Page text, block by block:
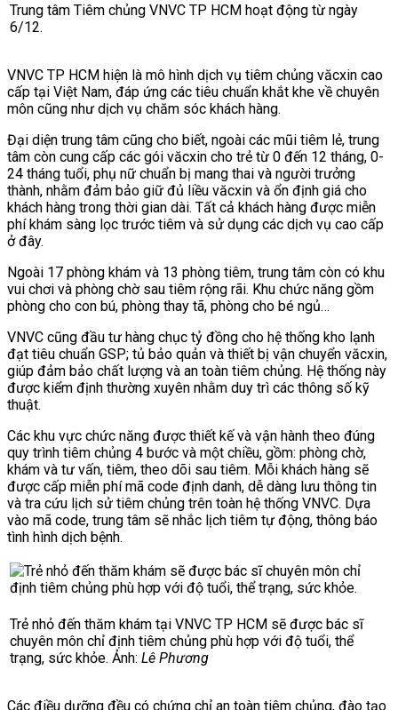
Trung tâm Tiêm chủng VNVC TP HCM hoạt động từ ngày
6/12.
VNVC TP HCM hiện là mô hình dịch vụ tiêm chủng văcxin cao
cấp tại Việt Nam, đáp ứng các tiêu chuẩn khắt khe về chuyên
môn cũng như dịch vụ chăm sóc khách hàng.
Đại diện trung tâm cũng cho biết, ngoài các mũi tiêm lẻ, trung
tâm còn cung cấp các gói văcxin cho trẻ từ 0 đến 12 tháng, 0-
24 tháng tuổi, phụ nữ chuẩn bị mang thai và người trưởng
thành, nhằm đảm bảo giữ đủ liều văcxin và ổn định giá cho
khách hàng trong thời gian dài. Tất cả khách hàng được miễn
phí khám sàng lọc trước tiêm và sử dụng các dịch vụ cao cấp
ở đây.
Ngoài 17 phòng khám và 13 phòng tiêm, trung tâm còn có khu
vui chơi và phòng chờ sau tiêm rộng rãi. Khu chức năng gồm
phòng cho con bú, phòng thay tã, phòng cho bé ngủ…
VNVC cũng đầu tư hàng chục tỷ đồng cho hệ thống kho lạnh
đạt tiêu chuẩn GSP; tủ bảo quản và thiết bị vận chuyển văcxin,
giúp đảm bảo chất lượng và an toàn tiêm chủng. Hệ thống này
được kiểm định thường xuyên nhằm duy trì các thông số kỹ
thuật.
Các khu vực chức năng được thiết kế và vận hành theo đúng
quy trình tiêm chủng 4 bước và một chiều, gồm: phòng chờ,
khám và tư vấn, tiêm, theo dõi sau tiêm. Mỗi khách hàng sẽ
được cấp miễn phí mã code định danh, dễ dàng lưu thông tin
và tra cứu lịch sử tiêm chủng trên toàn hệ thống VNVC. Dựa
vào mã code, trung tâm sẽ nhắc lịch tiêm tự động, thông báo
tình hình dịch bệnh.
Trẻ nhỏ đến thăm khám tại VNVC TP HCM sẽ được bác sĩ
chuyên môn chỉ định tiêm chủng phù hợp với độ tuổi, thể
trạng, sức khỏe. Ảnh: Lê Phương
Các điều dưỡng đều có chứng chỉ an toàn tiêm chủng, đào tạo